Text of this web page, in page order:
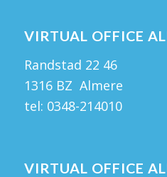
VIRTUAL OFFICE
Randstad 22 46
1316 BZ Almere
tel: 0348-214010
VIRTUAL OFFICE